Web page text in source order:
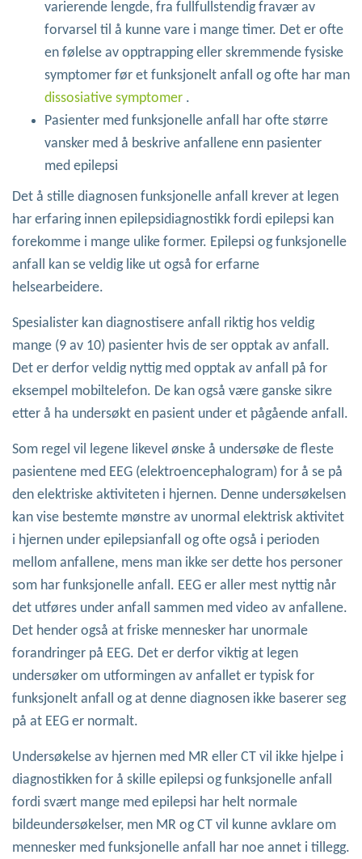
varierende lengde, fra fullfullstendig fravær av
forvarsel til å kunne vare i mange timer. Det er ofte
en følelse av opptrapping eller skremmende fysiske
symptomer før et funksjonelt anfall og ofte har man
dissosiative symptomer .
Pasienter med funksjonelle anfall har ofte større
vansker med å beskrive anfallene enn pasienter
med epilepsi
Det å stille diagnosen funksjonelle anfall krever at legen
har erfaring innen epilepsidiagnostikk fordi epilepsi kan
forekomme i mange ulike former. Epilepsi og funksjonelle
anfall kan se veldig like ut også for erfarne
helsearbeidere.
Spesialister kan diagnostisere anfall riktig hos veldig
mange (9 av 10) pasienter hvis de ser opptak av anfall.
Det er derfor veldig nyttig med opptak av anfall på for
eksempel mobiltelefon. De kan også være ganske sikre
etter å ha undersøkt en pasient under et pågående anfall.
Som regel vil legene likevel ønske å undersøke de fleste
pasientene med EEG (elektroencephalogram) for å se på
den elektriske aktiviteten i hjernen. Denne undersøkelsen
kan vise bestemte mønstre av unormal elektrisk aktivitet
i hjernen under epilepsianfall og ofte også i perioden
mellom anfallene, mens man ikke ser dette hos personer
som har funksjonelle anfall. EEG er aller mest nyttig når
det utføres under anfall sammen med video av anfallene.
Det hender også at friske mennesker har unormale
forandringer på EEG. Det er derfor viktig at legen
undersøker om utformingen av anfallet er typisk for
funksjonelt anfall og at denne diagnosen ikke baserer seg
på at EEG er normalt.
Undersøkelse av hjernen med MR eller CT vil ikke hjelpe i
diagnostikken for å skille epilepsi og funksjonelle anfall
fordi svært mange med epilepsi har helt normale
bildeundersøkelser, men MR og CT vil kunne avklare om
mennesker med funksjonelle anfall har noe annet i tillegg.